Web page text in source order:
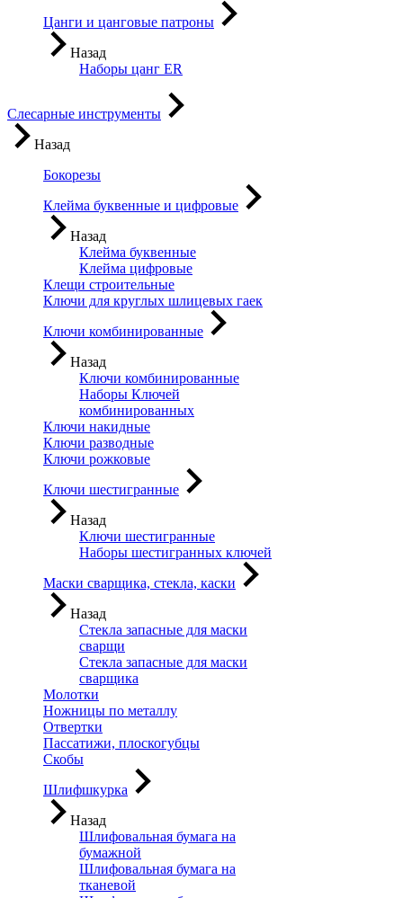
Цанги и цанговые патроны
Назад
Наборы цанг ER
Слесарные инструменты
Назад
Бокорезы
Клейма буквенные и цифровые
Назад
Клейма буквенные
Клейма цифровые
Клещи строительные
Ключи для круглых шлицевых гаек
Ключи комбинированные
Назад
Ключи комбинированные
Наборы Ключей
комбинированных
Ключи накидные
Ключи разводные
Ключи рожковые
Ключи шестигранные
Назад
Ключи шестигранные
Наборы шестигранных ключей
Маски сварщика, стекла, каски
Назад
Стекла запасные для маски
сварщи
Стекла запасные для маски
сварщика
Молотки
Ножницы по металлу
Отвертки
Пассатижи, плоскогубцы
Скобы
Шлифшкурка
Назад
Шлифовальная бумага на
бумажной
Шлифовальная бумага на
тканевой